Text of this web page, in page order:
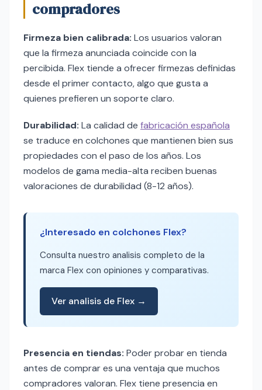
compradores
Firmeza bien calibrada: Los usuarios valoran
que la firmeza anunciada coincide con la
percibida. Flex tiende a ofrecer firmezas definidas
desde el primer contacto, algo que gusta a
quienes prefieren un soporte claro.
Durabilidad: La calidad de fabricación española
se traduce en colchones que mantienen bien sus
propiedades con el paso de los años. Los
modelos de gama media-alta reciben buenas
valoraciones de durabilidad (8-12 años).
¿Interesado en colchones Flex?
Consulta nuestro analisis completo de la
marca Flex con opiniones y comparativas.
Ver analisis de Flex →
Presencia en tiendas: Poder probar en tienda
antes de comprar es una ventaja que muchos
compradores valoran. Flex tiene presencia en